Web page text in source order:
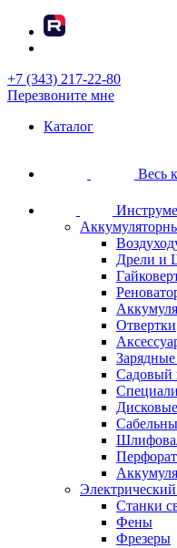
+7 (343) 217-22-80
Перезвоните мне
Каталог
Весь
Дрели и
Отвертки
Зарядные
Садовый
Станки
Фены
Фрезеры